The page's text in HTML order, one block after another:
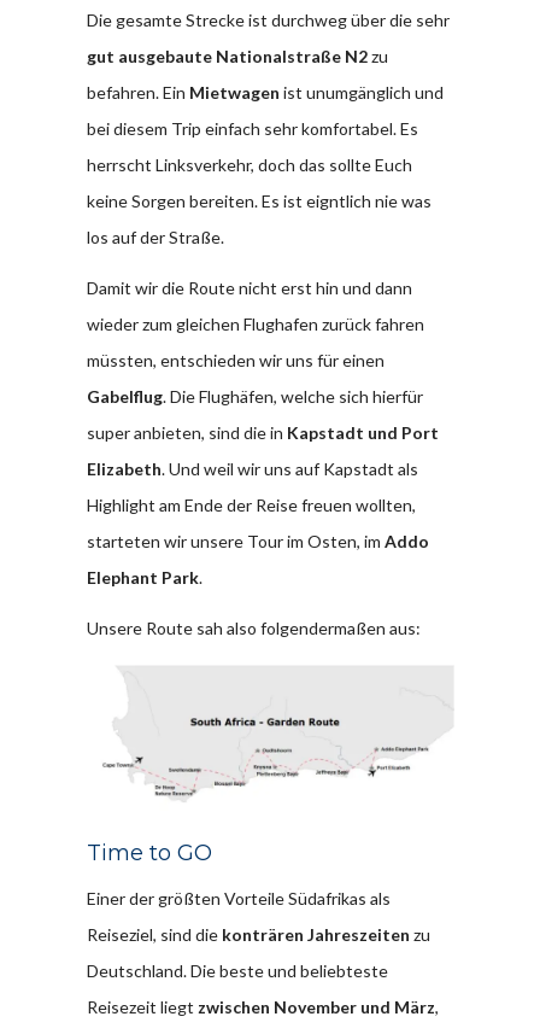
Die gesamte Strecke ist durchweg über die sehr
gut ausgebaute Nationalstraße N2zu
befahren. Ein Mietwagen ist unumgänglich und
bei diesem Trip einfach sehr komfortabel. Es
herrscht Linksverkehr, doch das sollte Euch
keine Sorgen bereiten. Es ist eigntlich nie was
los auf der Straße.
Damit wir die Route nicht erst hin und dann
wieder zum gleichen Flughafen zurück fahren
müssten, entschieden wir uns für einen
Gabelflug. Die Flughäfen, welche sich hierfür
super anbieten, sind die in Kapstadt und Port
Elizabeth. Und weil wir uns auf Kapstadt als
Highlight am Ende der Reise freuen wollten,
starteten wir unsere Tour im Osten, im Addo
Elephant Park.
Unsere Route sah also folgendermaßen aus:
Time to GO
Einer der größten Vorteile Südafrikas als
Reiseziel, sind die konträren Jahreszeiten zu
Deutschland. Die beste und beliebteste
Reisezeit liegt zwischen November und März,